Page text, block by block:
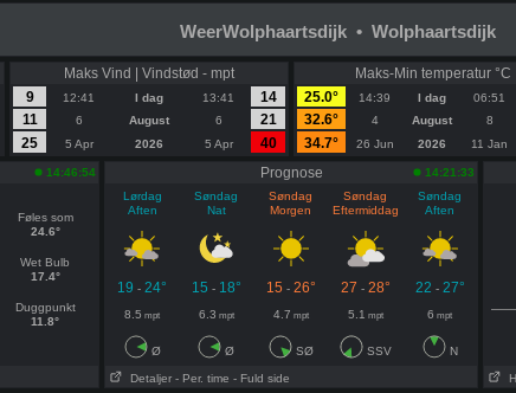
WeerWolphaartsdijk • Wolphaartsdijk
Maks Vind | Vindstød - mpt
9
12:41 I dag 13:41
14
11
6 August 6
21
25
5 Apr 2026 5 Apr 40
Maks-Min temperatur °C
25.0°
14:39 I dag 06:51
32.6°
4 August 8
34.7°
26 Jun 2026 11 Jan
14:46:54
Føles som
24.6°
Wet Bulb
17.4°
Duggpunkt
11.8°
Prognose
14:21:33
Lørdag
Aften
Søndag
Nat
Søndag
Morgen
Søndag
Eftermiddag
Søndag
Aften
19 - 24° 15 - 18° 15 - 26° 27 - 28° 22 - 27°
8.5 mpt 6.3 mpt 4.7 mpt 5.1 mpt 6 mpt
Ø Ø SØ SSV N
Detaljer - Per. time - Fuld side